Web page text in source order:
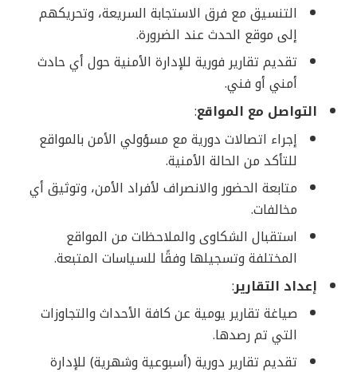
التنسيق مع فرق الاستجابة السريعة، وتحريكهم
إلى موقع الحدث عند الضرورة.
تقديم تقارير فورية للإدارة الأمنية حول أي حادث
أمني أو فني.
التواصل مع المواقع:
إجراء اتصالات دورية مع مسؤولي الأمن بالمواقع
للتأكد من الحالة الأمنية.
متابعة الحضور والانصراف لأفراد الأمن، وتوثيق أي
مخالفات.
استقبال الشكاوى والملاحظات من المواقع
المختلفة وتسجيلها وفقًا للسياسات المتبعة.
إعداد التقارير:
صياغة تقارير يومية عن كافة الأحداث والتجاوزات
التي تم رصدها.
تقديم تقارير دورية (أسبوعية وشهرية) للإدارة